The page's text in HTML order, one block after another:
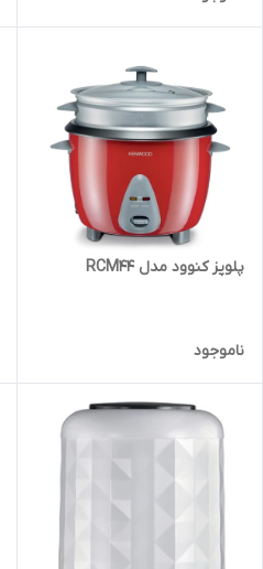
پلوپز کنوود مدل RCM44
ناموجود